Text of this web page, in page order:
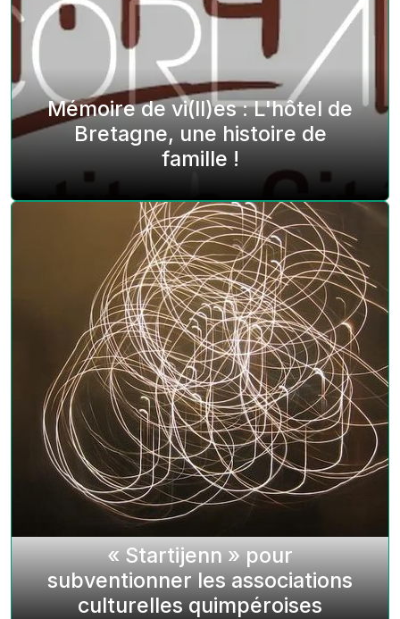
Mémoire de vi(ll)es : L'hôtel de
Bretagne, une histoire de
famille !
« Startijenn » pour
subventionner les associations
culturelles quimpéroises